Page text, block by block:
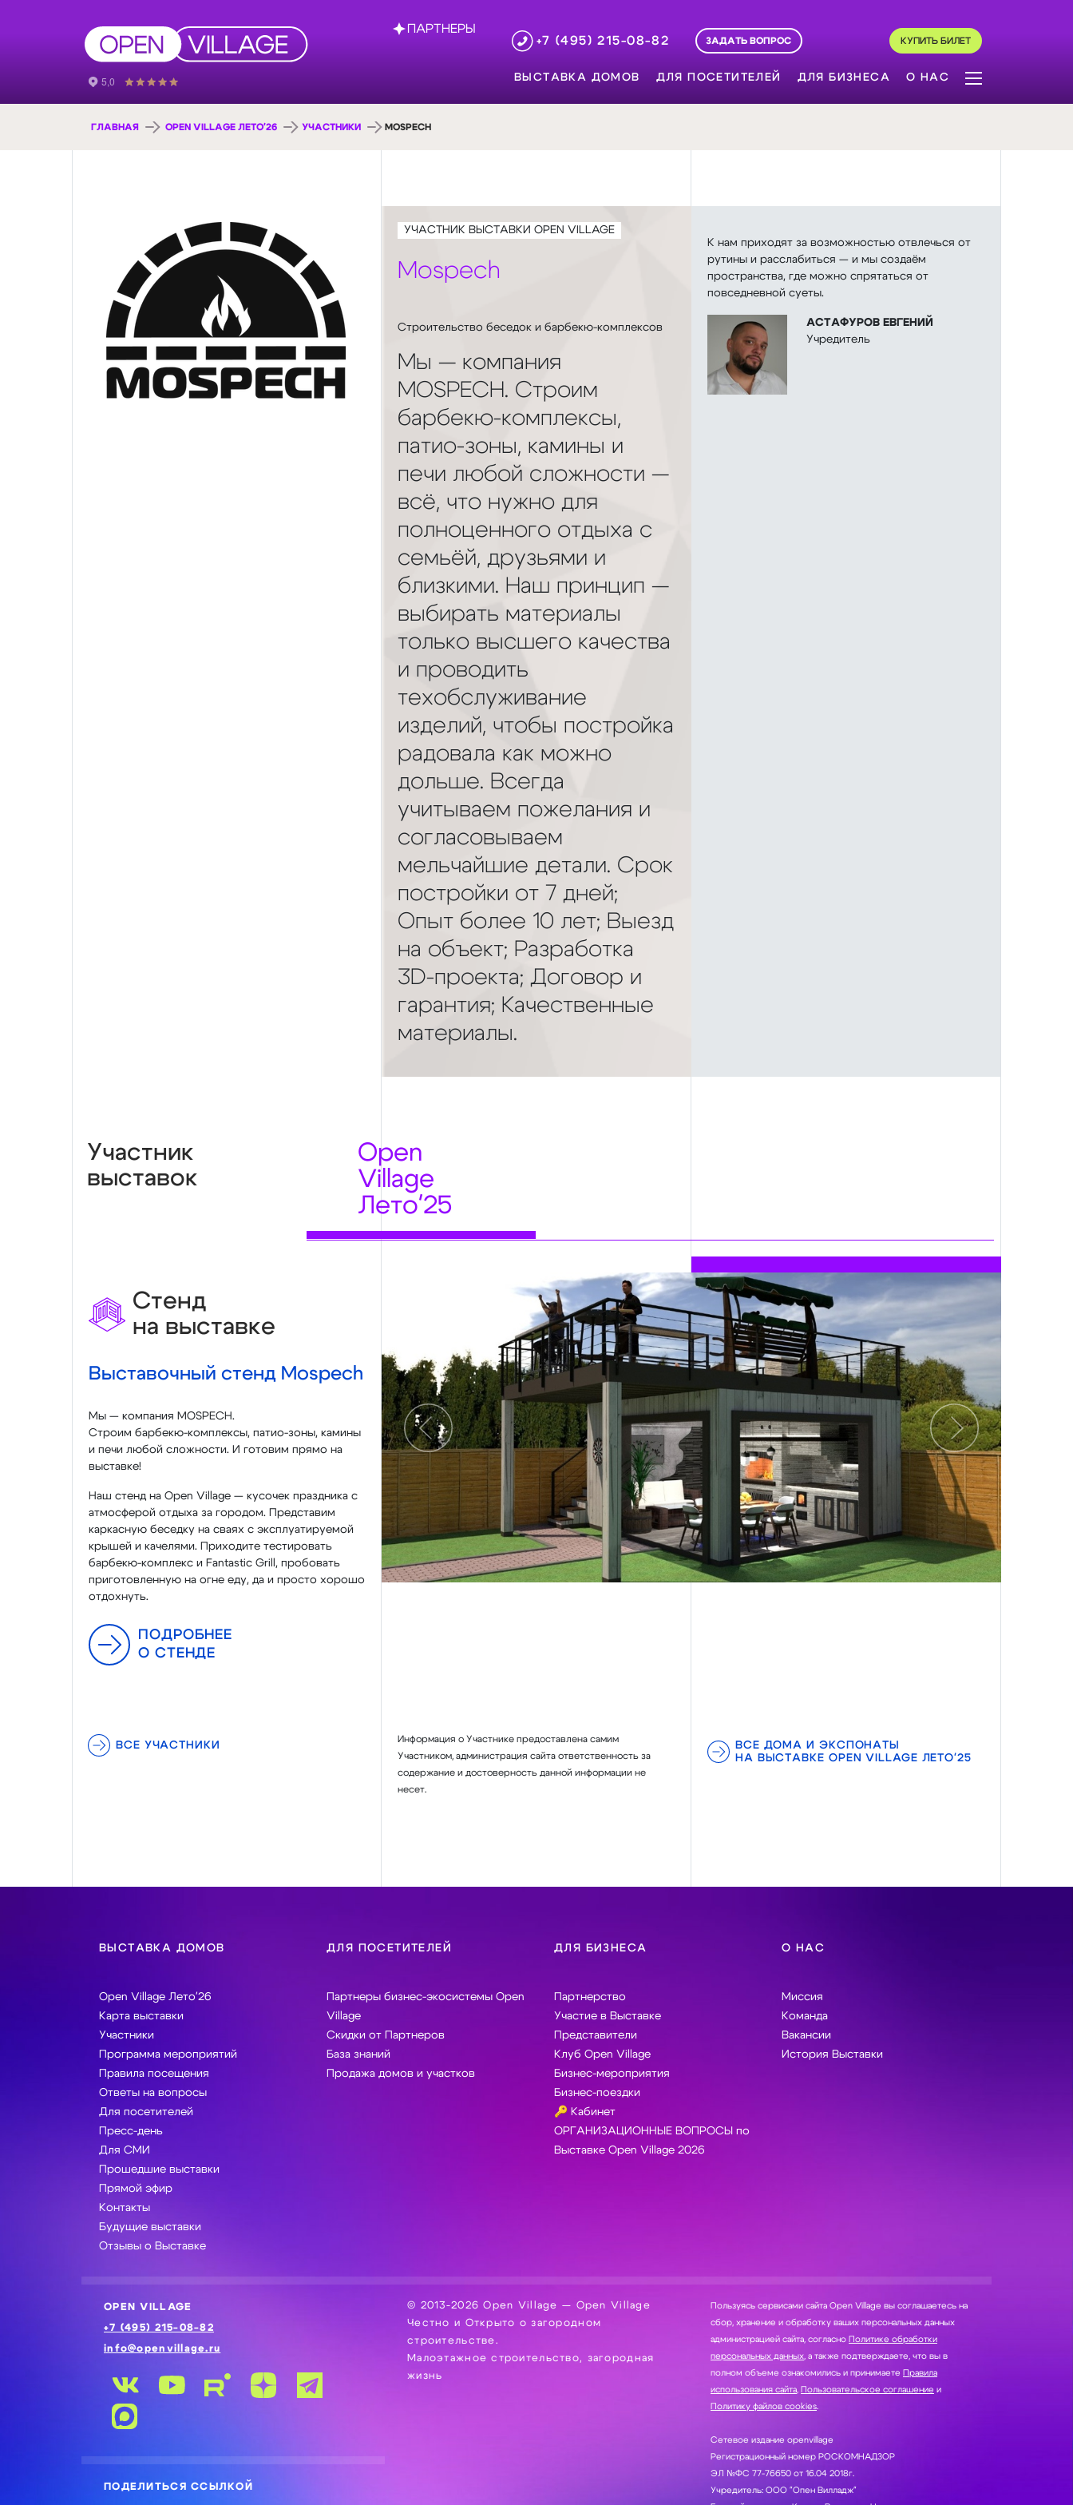
ПАРТНЕРЫ
+7 (495) 215-08-82
ЗАДАТЬ ВОПРОС КУПИТЬ БИЛЕТ
ВЫСТАВКА ДОМОВ ДЛЯ ПОСЕТИТЕЛЕЙ ДЛЯ БИЗНЕСА О НАС
ГЛАВНАЯ OPEN VILLAGE ЛЕТО'26 УЧАСТНИКИ MOSPECH
УЧАСТНИК ВЫСТАВКИ OPEN VILLAGE
Mospech
Строительство беседок и барбекю-комплексов
Мы — компания
MOSPECH. Строим
барбекю-комплексы,
патио-зоны, камины и
печи любой сложности —
всё, что нужно для
полноценного отдыха с
семьёй, друзьями и
близкими. Наш принцип —
выбирать материалы
только высшего качества
и проводить
техобслуживание
изделий, чтобы постройка
радовала как можно
дольше. Всегда
учитываем пожелания и
согласовываем
мельчайшие детали. Срок
постройки от 7 дней;
Опыт более 10 лет; Выезд
на объект; Разработка
3D-проекта; Договор и
гарантия; Качественные
материалы.
К нам приходят за возможностью отвлечься от
рутины и расслабиться — и мы создаём
пространства, где можно спрятаться от
повседневной суеты.
АСТАФУРОВ ЕВГЕНИЙ
Учредитель
Участник
выставок
Open
Village
Лето'25
Стенд
на выставке
Выставочный стенд Mospech
Мы — компания MOSPECH.
Строим барбекю-комплексы, патио-зоны, камины
и печи любой сложности. И готовим прямо на
выставке!
Наш стенд на Open Village — кусочек праздника с
атмосферой отдыха за городом. Представим
каркасную беседку на сваях с эксплуатируемой
крышей и качелями. Приходите тестировать
барбекю-комплекс и Fantastic Grill, пробовать
приготовленную на огне еду, да и просто хорошо
отдохнуть.
ПОДРОБНЕЕ
О СТЕНДЕ
Предыдущий Следующий
ВСЕ УЧАСТНИКИ
Информация о Участнике предоставлена самим
Участником, администрация сайта ответственность за
содержание и достоверность данной информации не
несет.
ВСЕ ДОМА И ЭКСПОНАТЫ
НА ВЫСТАВКЕ OPEN VILLAGE ЛЕТО'25
ВЫСТАВКА ДОМОВ
Open Village Лето'26
Карта выставки
Участники
Программа мероприятий
Правила посещения
Ответы на вопросы
Для посетителей
Пресс-день
Для СМИ
Прошедшие выставки
Прямой эфир
Контакты
Будущие выставки
Отзывы о Выставке
ДЛЯ ПОСЕТИТЕЛЕЙ
Партнеры бизнес-экосистемы Open
Village
Скидки от Партнеров
База знаний
Продажа домов и участков
ДЛЯ БИЗНЕСА
Партнерство
Участие в Выставке
Представители
Клуб Open Village
Бизнес-мероприятия
Бизнес-поездки
🔑 Кабинет
ОРГАНИЗАЦИОННЫЕ ВОПРОСЫ по
Выставке Open Village 2026
О НАС
Миссия
Команда
Вакансии
История Выставки
OPEN VILLAGE
+7 (495) 215-08-82
info@openvillage.ru
ПОДЕЛИТЬСЯ ССЫЛКОЙ
© 2013-2026 Open Village — Open Village
Честно и Открыто о загородном
строительстве.
Малоэтажное строительство, загородная
жизнь
Пользуясь сервисами сайта Open Village вы соглашаетесь на
сбор, хранение и обработку ваших персональных данных
администрацией сайта, согласно Политике обработки
персональных данных , а также подтверждаете, что вы в
полном объеме ознакомились и принимаете Правила
использования сайта Пользовательское соглашение и
Политику файлов cookies.
Сетевое издание openvillage
Регистрационный номер РОСКОМНАДЗОР
ЭЛ №ФС 77-76650 от 16.04 2018г.
Учредитель: ООО "Опен Вилладж"